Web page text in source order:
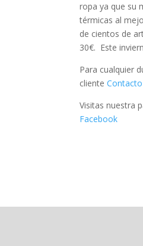
ropa ya que su
térmicas al
de cientos de
30€. Este
Para cualquier
clienteContacto
Visitas nuestra
Facebook